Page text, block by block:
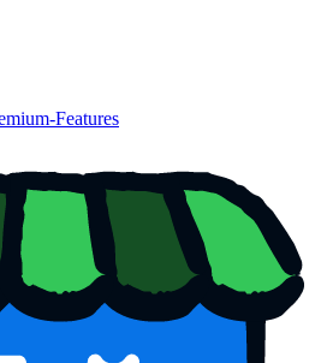
Features